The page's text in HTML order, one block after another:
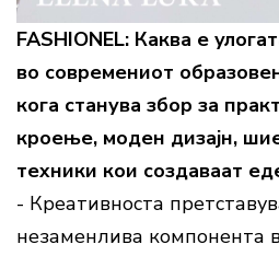
FASHIONEL: Каква е
во современиот
кога станува збор за
кроење, моден дизајн,
техники кои создаваат
- Креативноста
незаменлива компонента